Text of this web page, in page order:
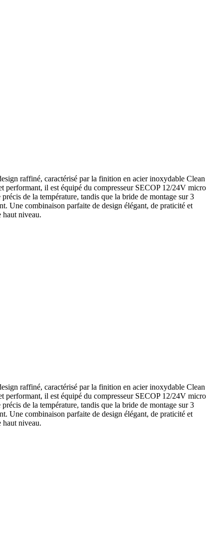
raffiné, caractérisé par la finition en acier inoxydable Clean
performant, il est équipé du compresseur SECOP 12/24V micro
de la température, tandis que la bride de montage sur 3
Une combinaison parfaite de design élégant, de praticité et
haut niveau.
raffiné, caractérisé par la finition en acier inoxydable Clean
performant, il est équipé du compresseur SECOP 12/24V micro
de la température, tandis que la bride de montage sur 3
Une combinaison parfaite de design élégant, de praticité et
haut niveau.